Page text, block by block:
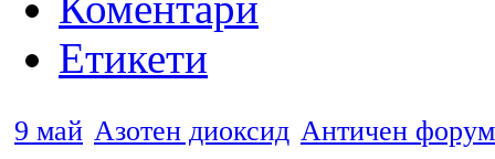
Етикети
9 май Азотен диоксид Античен форум